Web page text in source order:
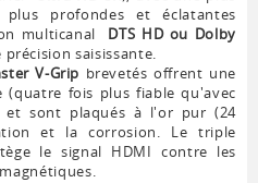
profondes et éclatantes
multicanal DTS HD ou Dolby
saisissante.
V-Grip brevetés offrent une
(quatre fois plus fiable qu'avec
et sont plaqués à l'or pur (24
et la corrosion. Le triple
le signal HDMI contre les